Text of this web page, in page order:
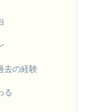
去の経験
る